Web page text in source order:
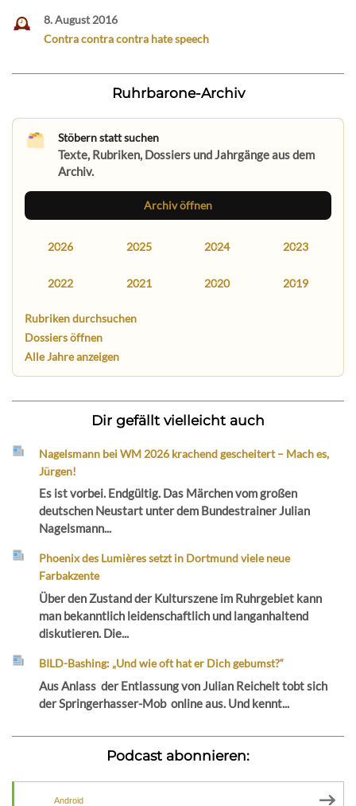
8. August 2016
Contra contra contra hate speech
Ruhrbarone-Archiv
Stöbern statt suchen
Texte, Rubriken, Dossiers und Jahrgänge aus dem
Archiv.
Archiv öffnen
2026 2025 2024 2023
2022 2021 2020 2019
Rubriken durchsuchen
Dossiers öffnen
Alle Jahre anzeigen
Dir gefällt vielleicht auch
Nagelsmann bei WM 2026 krachend gescheitert – Mach es,
Jürgen!
Es ist vorbei. Endgültig. Das Märchen vom großen
deutschen Neustart unter dem Bundestrainer Julian
Nagelsmann...
Phoenix des Lumières setzt in Dortmund viele neue
Farbakzente
Über den Zustand der Kulturszene im Ruhrgebiet kann
man bekanntlich leidenschaftlich und langanhaltend
diskutieren. Die...
BILD-Bashing: „Und wie oft hat er Dich gebumst?“
Aus Anlass der Entlassung von Julian Reichelt tobt sich
der Springerhasser-Mob online aus. Und kennt...
Podcast abonnieren:
Android